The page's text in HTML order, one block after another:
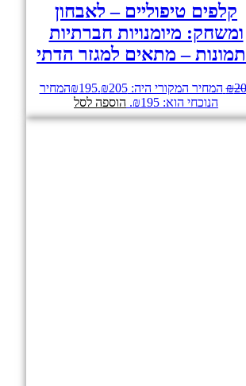
קלפים טיפוליים – לאבחון
ומשחק: מיומנויות חברתיות
– מתאים למגזר הדתי
₪ המחיר המקורי היה: ₪205. ₪195
המחיר
הנוכחי הוא: ₪195.
הוספה לסל